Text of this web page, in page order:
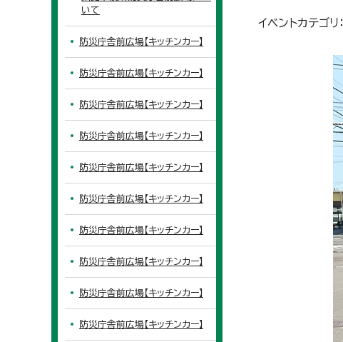
イベントカテゴリ：
いて
防災庁舎前広場【キッチンカー】
防災庁舎前広場【キッチンカー】
防災庁舎前広場【キッチンカー】
防災庁舎前広場【キッチンカー】
防災庁舎前広場【キッチンカー】
防災庁舎前広場【キッチンカー】
防災庁舎前広場【キッチンカー】
防災庁舎前広場【キッチンカー】
防災庁舎前広場【キッチンカー】
防災庁舎前広場【キッチンカー】